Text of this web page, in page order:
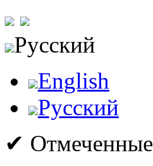
Русский
English
Русский
✔ Отмеченные